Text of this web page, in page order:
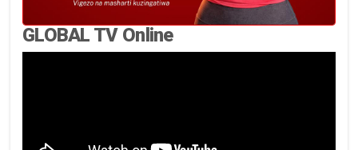
GLOBAL TV Online